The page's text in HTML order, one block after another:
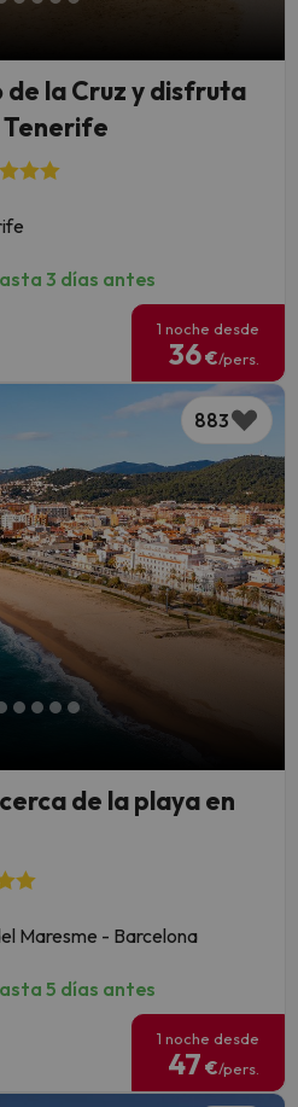
la Cruz y disfruta
Tenerife
3 días antes
1 noche desde
36€/pers.
883
de la playa en
Maresme - Barcelona
5 días antes
1 noche desde
47 €/pers.